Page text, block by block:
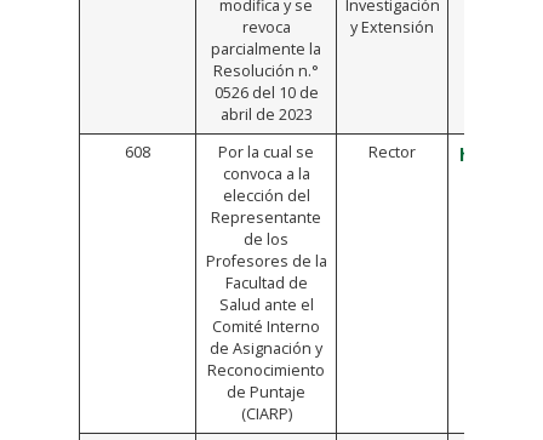
modifica y se
revoca
parcialmente la
Resolución n.°
0526 del 10 de
abril de 2023
Investigación
y Extensión
608
Por la cual se
convoca a la
elección del
Representante
de los
Profesores de la
Facultad de
Salud ante el
Comité Interno
de Asignación y
Reconocimiento
de Puntaje
(CIARP)
Rector https://